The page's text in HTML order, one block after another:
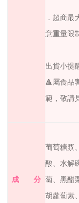
．超商最
意重量限
出貨小提
🔺屬食品
範，敬請
成 分
葡萄糖漿
酸、水解
蔔、黑醋
胡蘿蔔素